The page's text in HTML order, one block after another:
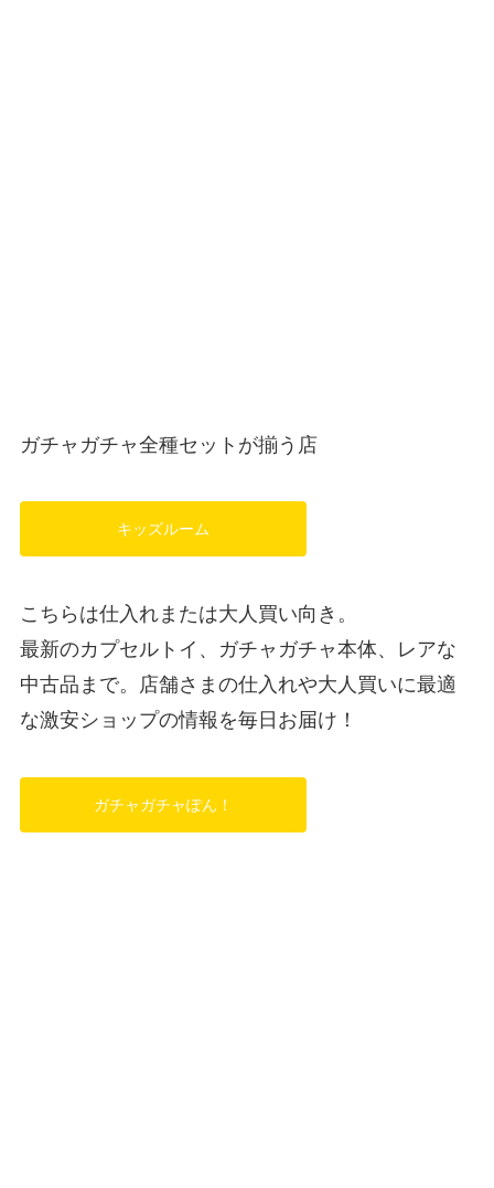
ガチャガチャ全種セットが揃う店
キッズルーム
こちらは仕入れまたは大人買い向き。
最新のカプセルトイ、ガチャガチャ本体、レアな
中古品まで。店舗さまの仕入れや大人買いに最適
な激安ショップの情報を毎日お届け！
ガチャガチャぽん！